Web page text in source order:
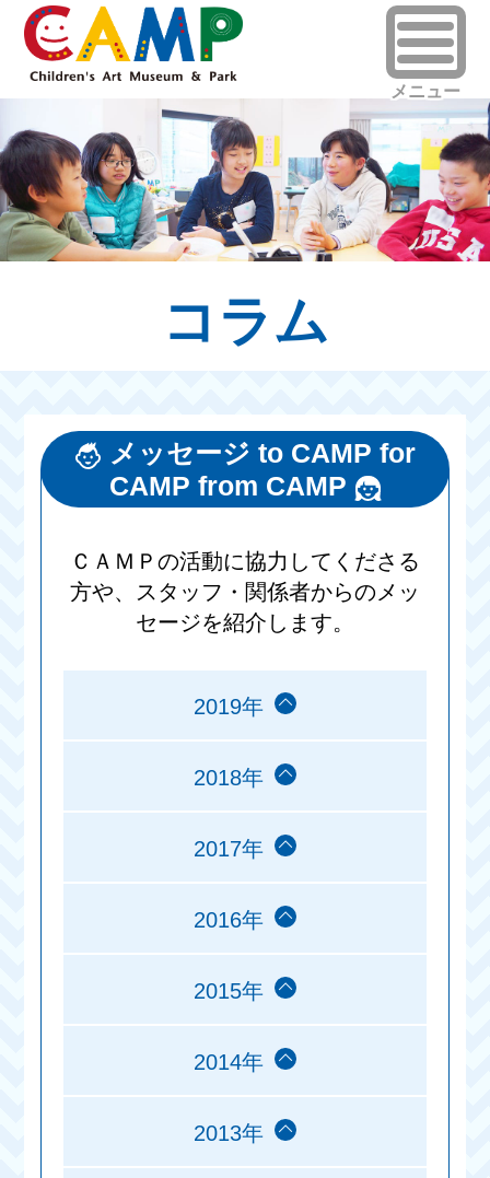
コラム
メッセージ to CAMP for
CAMP from CAMP
ＣＡＭＰの活動に協力してくださる
方や、スタッフ・関係者からのメッ
セージを紹介します。
2019年
2018年
2017年
2016年
2015年
2014年
2013年